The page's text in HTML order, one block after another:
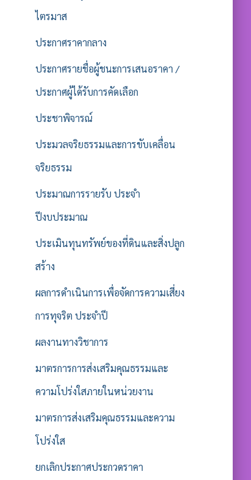
ไตรมาส
ประกาศราคากลาง
ประกาศรายชื่อผู้ชนะการเสนอราคา /
ประกาศผู้ได้รับการคัดเลือก
ประชาพิจารณ์
ประมวลจริยธรรมและการขับเคลื่อน
จริยธรรม
ประมาณการรายรับ ประจำ
ปีงบประมาณ
ประเมินทุนทรัพย์ของที่ดินและสิ่งปลูก
สร้าง
ผลการดำเนินการเพื่อจัดการความเสี่ยง
การทุจริต ประจำปี
ผลงานทางวิชาการ
มาตรการการส่งเสริมคุณธรรมและ
ความโปร่งใสภายในหน่วยงาน
มาตรการส่งเสริมคุณธรรมและความ
โปร่งใส
ยกเลิกประกาศประกวดราคา